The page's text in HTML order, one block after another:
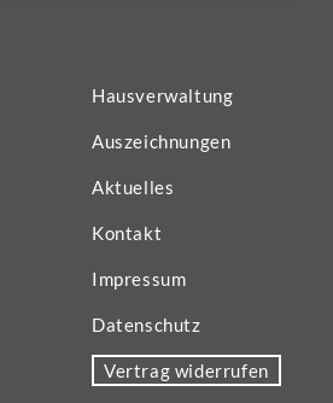
Hausverwaltung
Auszeichnungen
Aktuelles
Kontakt
Impressum
Datenschutz
Vertrag widerrufen